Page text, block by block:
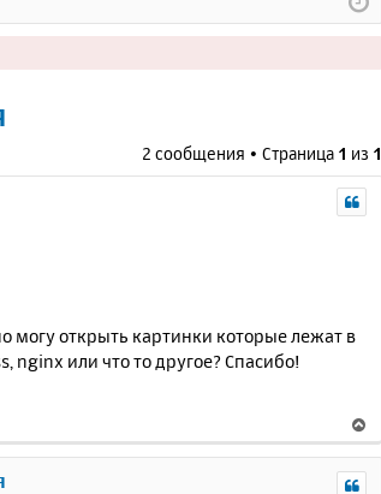
д
2 сообщения • Страница 1 из 1
могу открыть картинки которые лежат в
nginx или что то другое? Спасибо!
е